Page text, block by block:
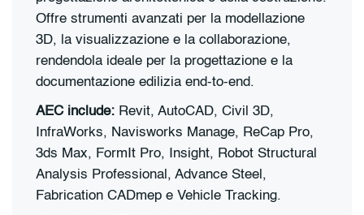
Offre strumenti avanzati per la modellazione
3D, la visualizzazione e la collaborazione,
rendendola ideale per la progettazione e la
documentazione edilizia end-to-end.
AEC include: Revit, AutoCAD, Civil 3D,
InfraWorks, Navisworks Manage, ReCap Pro,
3ds Max, FormIt Pro, Insight, Robot Structural
Analysis Professional, Advance Steel,
Fabrication CADmep e Vehicle Tracking.